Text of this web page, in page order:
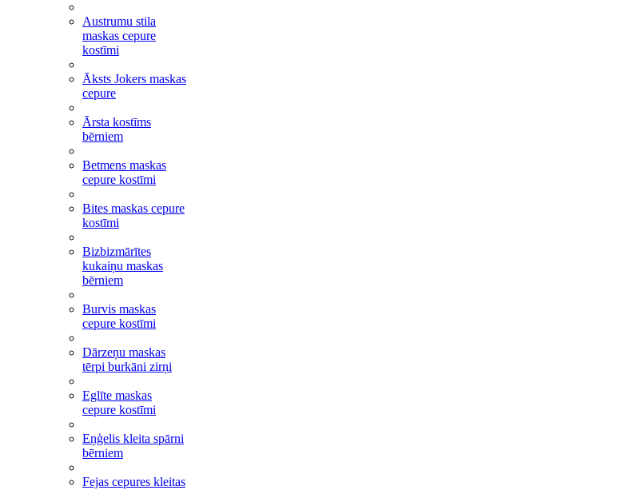
Austrumu stila
maskas cepure
kostīmi
Āksts Jokers maskas
cepure
Ārsta kostīms
bērniem
Betmens maskas
cepure kostīmi
Bites maskas cepure
kostīmi
Bizbizmārītes
kukaiņu maskas
bērniem
Burvis maskas
cepure kostīmi
Dārzeņu maskas
tērpi burkāni zirņi
Eglīte maskas
cepure kostīmi
Eņģelis kleita spārni
bērniem
Fejas cepures kleitas